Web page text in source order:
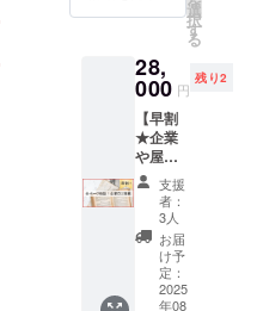
対して
ある方
は、
チェー
ンを通
してペ
ンダン
トにす
るな
ど、真
鍮が直
接肌に
触れな
いよう
メール
招待
URLを
お送り
いたし
ます ★
領収書
が必要
な方は
ご支援
後、
メッ
セージ
にてお
る
【オー
ナー
「し
ん」の
工房見
学ツ
アー】
と合わ
せて実
施希望
の場合
は、同
スクー
ル事
業、そ
の他ビ
ジネス
等に関
してご
相談頂
けます
・リ
ターン
購入
後、実
作に関
する相
商品開
発・販
売に関
するお
悩み、
ブラン
ド立ち
上げに
関する
相談、
雑談な
どな
ど、な
選
択
す
る
28,
000 円
残り2
【早割
★企業
や屋号
のロゴ
掲載 ※
広告画
像不
可】 ・
わざの
わサイ
支援
者：
3人
お届
け予
定：
2025
年08